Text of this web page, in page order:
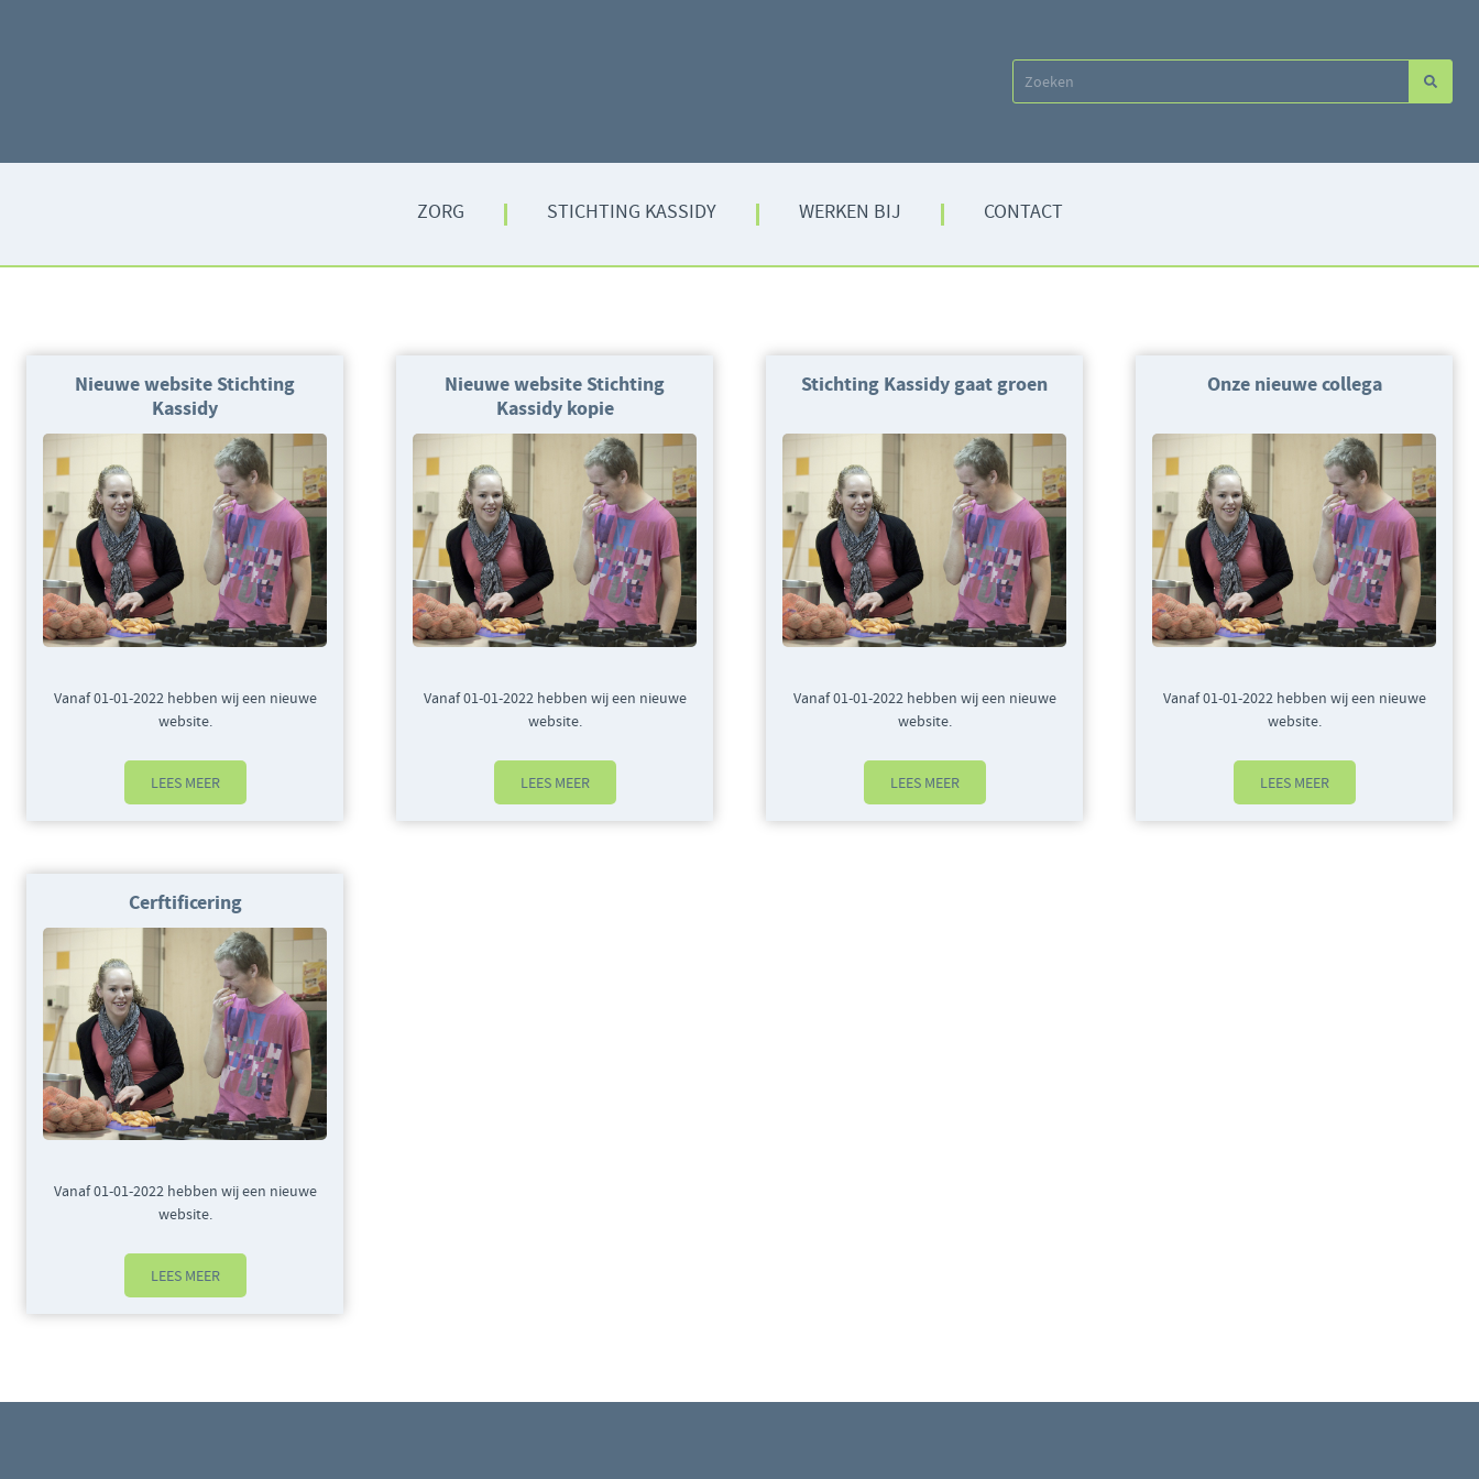
ZORG STICHTING KASSIDY WERKEN BIJ CONTACT
Nieuwe website Stichting
Kassidy
Vanaf 01-01-2022 hebben wij een nieuwe
website.
LEES MEER
Nieuwe website Stichting
Kassidy kopie
Vanaf 01-01-2022 hebben wij een nieuwe
website.
LEES MEER
Stichting Kassidy gaat groen
Vanaf 01-01-2022 hebben wij een nieuwe
website.
LEES MEER
Onze nieuwe collega
Vanaf 01-01-2022 hebben wij een nieuwe
website.
LEES MEER
Cerftificering
Vanaf 01-01-2022 hebben wij een nieuwe
website.
LEES MEER